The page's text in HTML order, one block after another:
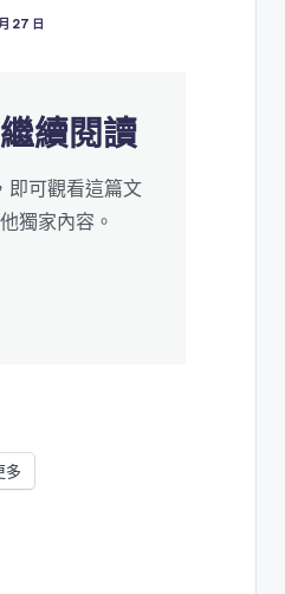
27 日
續閱讀
即可觀看這篇文
獨家內容。
多